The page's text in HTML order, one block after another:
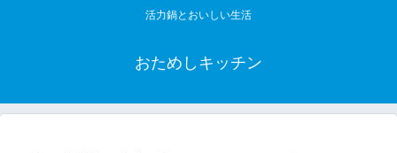
活力鍋とおいしい生活
おためしキッチン